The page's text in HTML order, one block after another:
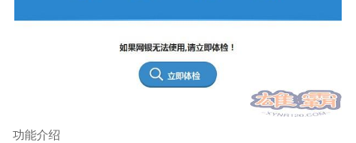
功能介绍